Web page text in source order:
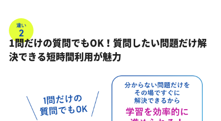
違い
2
1問だけの質問でもOK！質問したい問題だけ解
決できる短時間利用が魅力